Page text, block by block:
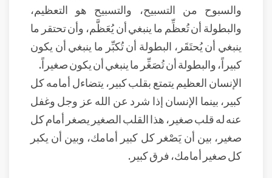
والسبوح من التسبيح، والتسبيح هو التعظيم،
والبطولة أن تُعظِّم ما ينبغي أن يُعَظَّم، وأن تحتقر ما
ينبغي أن يُحتَقَر، البطولة أن تُكبِّر ما ينبغي أن يكون
كبيراً، والبطولة أن تُصَغِّر ما ينبغي أن يكون صغيراً.
الإنسان العظيم يتمتع بقلب كبير، يتضاءل أمامه كل
كبير، بينما الإنسان إذا شرد عن الله عز وجل وغفل
عنه له قلب صغير، هذا القلب الصغير يصغر أمام كل
صغير، بين أن يَصْغر كل كبير أمامك، وبين أن يكبر
كل صغير أمامك، فرق كبير.